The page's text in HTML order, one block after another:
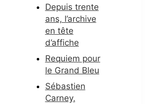
Depuis trente
ans, l’archive
en tête
d’affiche
Requiem pour
le Grand Bleu
Sébastien
Carney,